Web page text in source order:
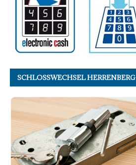
SCHLOSSWECHSEL HERRENBERG